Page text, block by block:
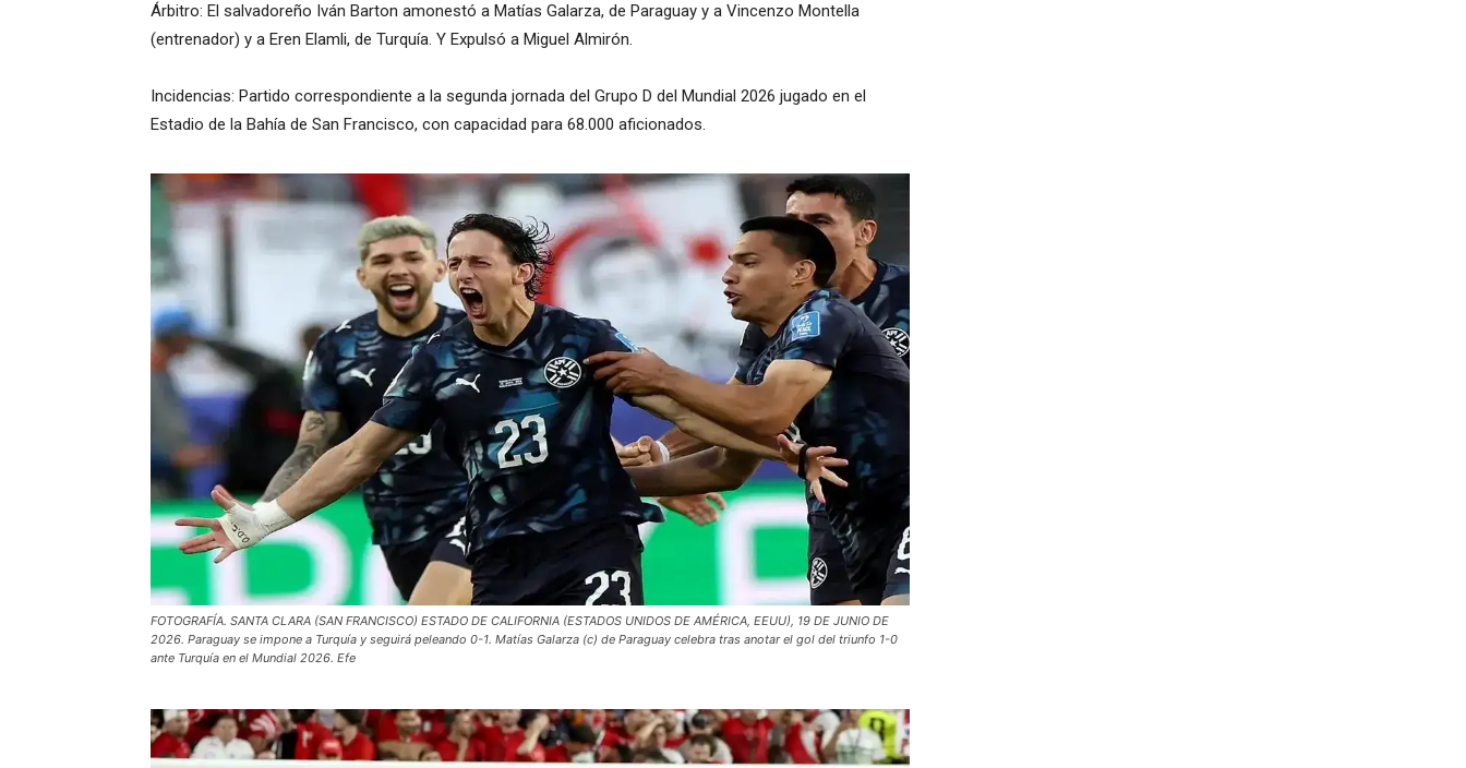
Árbitro: El salvadoreño Iván Barton amonestó a Matías Galarza, de Paraguay y a Vincenzo Montella
(entrenador) y a Eren Elamli, de Turquía. Y Expulsó a Miguel Almirón.
Incidencias: Partido correspondiente a la segunda jornada del Grupo D del Mundial 2026 jugado en el
Estadio de la Bahía de San Francisco, con capacidad para 68.000 aficionados.
FOTOGRAFÍA. SANTA CLARA (SAN FRANCISCO) ESTADO DE CALIFORNIA (ESTADOS UNIDOS DE AMÉRICA, EEUU), 19 DE JUNIO DE
2026. Paraguay se impone a Turquía y seguirá peleando 0-1. Matías Galarza (c) de Paraguay celebra tras anotar el gol del triunfo 1-0
ante Turquía en el Mundial 2026. Efe